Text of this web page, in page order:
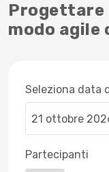
Progettare
modo agile
Seleziona data
Partecipanti